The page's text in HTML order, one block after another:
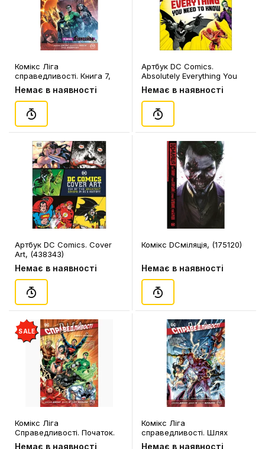
Комікс Ліга
справедливості. Книга 7,
(176677)
Немає в наявності
Артбук DC Comics.
Absolutely Everything You
Need To Know, (314241)
Немає в наявності
Артбук DC Comics. Cover
Art, (438343)
Немає в наявності
Комікс DCміляція, (175120)
Немає в наявності
SALE
Комікс Ліга
Справедливості. Початок.
Книга 1, (171771)
Немає в наявності
Комікс Ліга
справедливості. Шлях
злочинця. Книга 2, (171801)
Немає в наявності